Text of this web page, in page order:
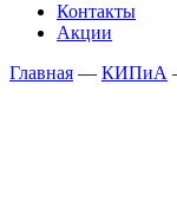
Контакты
Акции
Главная — КИПиА